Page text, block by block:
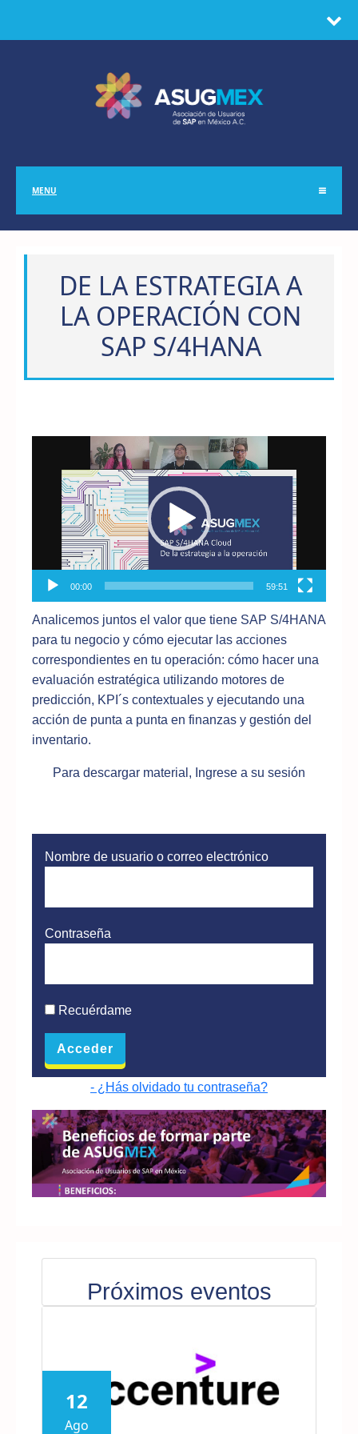
MENU
DE LA ESTRATEGIA A
LA OPERACIÓN CON
SAP S/4HANA
Reproductor
vídeo
00:00 59:51
Analicemos juntos el valor que tiene SAP S/4HANA
para tu negocio y cómo ejecutar las acciones
correspondientes en tu operación: cómo hacer una
evaluación estratégica utilizando motores de
predicción, KPI´s contextuales y ejecutando una
acción de punta a punta en finanzas y gestión del
inventario.
Para descargar material, Ingrese a su sesión
Nombre de usuario o correo electrónico
Contraseña
Recuérdame
- ¿Hás olvidado tu contraseña?
Próximos eventos
12
Ago